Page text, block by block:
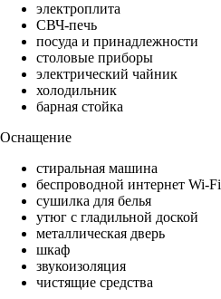
электроплита
СВЧ-печь
посуда и принадлежности
столовые приборы
электрический чайник
холодильник
барная стойка
Оснащение
стиральная машина
беспроводной интернет Wi-Fi
сушилка для белья
утюг с гладильной доской
металлическая дверь
шкаф
звукоизоляция
чистящие средства